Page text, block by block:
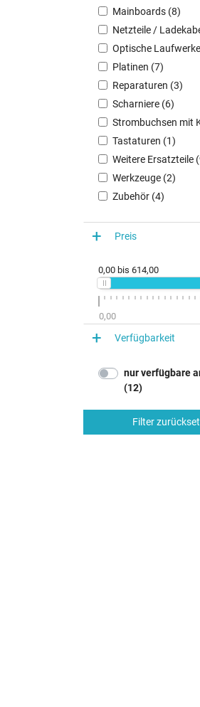
Mainboards (8)
Netzteile /
Optische
Platinen (7)
Reparaturen (3)
Scharniere (6)
Strombuchsen mit
Tastaturen (1)
Weitere Ersatzteile
Werkzeuge (2)
Zubehör (4)
Preis
0,00 bis 614,00
0,00
Verfügbarkeit
nur verfügbare
(12)
Filter